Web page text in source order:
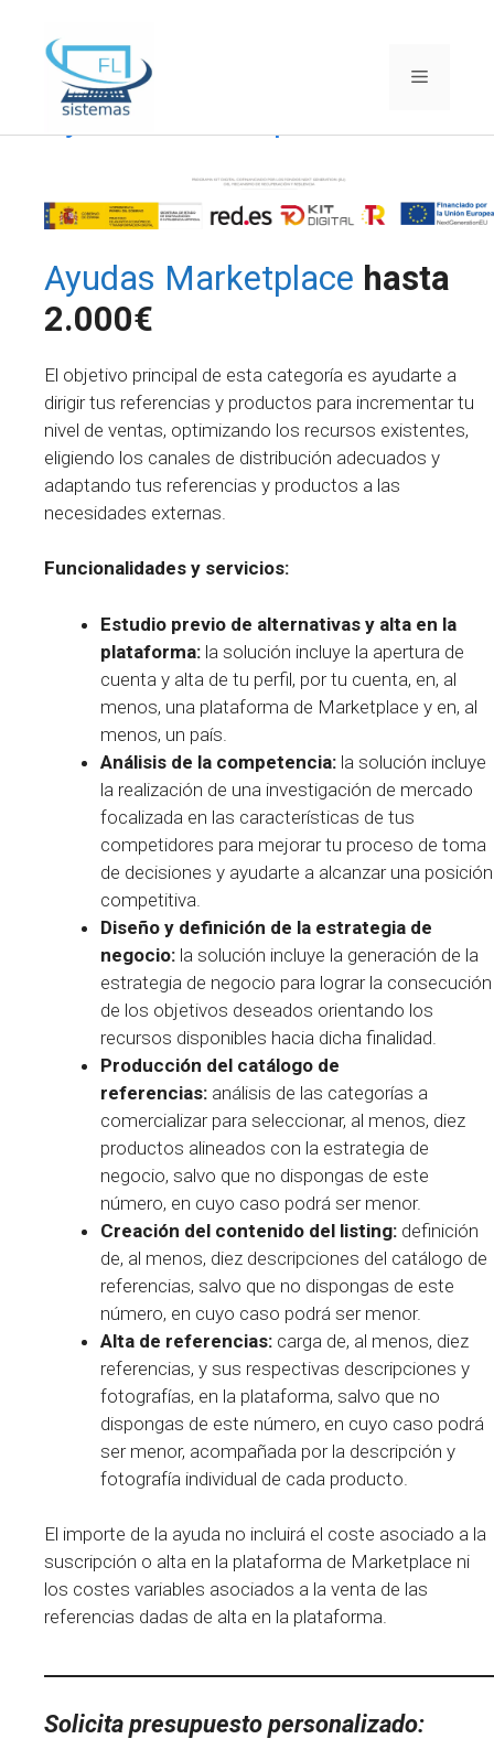
contenido
Menú
Ayudas Marketplace
Ayudas Marketplace hasta
2.000€
El objetivo principal de esta categoría es ayudarte a
dirigir tus referencias y productos para incrementar tu
nivel de ventas, optimizando los recursos existentes,
eligiendo los canales de distribución adecuados y
adaptando tus referencias y productos a las
necesidades externas.
Funcionalidades y servicios:
Estudio previo de alternativas y alta en la
plataforma: la solución incluye la apertura de
cuenta y alta de tu perfil, por tu cuenta, en, al
menos, una plataforma de Marketplace y en, al
menos, un país.
Análisis de la competencia: la solución incluye
la realización de una investigación de mercado
focalizada en las características de tus
competidores para mejorar tu proceso de toma
de decisiones y ayudarte a alcanzar una posición
competitiva.
Diseño y definición de la estrategia de
negocio: la solución incluye la generación de la
estrategia de negocio para lograr la consecución
de los objetivos deseados orientando los
recursos disponibles hacia dicha finalidad.
Producción del catálogo de
referencias: análisis de las categorías a
comercializar para seleccionar, al menos, diez
productos alineados con la estrategia de
negocio, salvo que no dispongas de este
número, en cuyo caso podrá ser menor.
Creación del contenido del listing: definición
de, al menos, diez descripciones del catálogo de
referencias, salvo que no dispongas de este
número, en cuyo caso podrá ser menor.
Alta de referencias: carga de, al menos, diez
referencias, y sus respectivas descripciones y
fotografías, en la plataforma, salvo que no
dispongas de este número, en cuyo caso podrá
ser menor, acompañada por la descripción y
fotografía individual de cada producto.
El importe de la ayuda no incluirá el coste asociado a la
suscripción o alta en la plataforma de Marketplace ni
los costes variables asociados a la venta de las
referencias dadas de alta en la plataforma.
Solicita presupuesto personalizado: